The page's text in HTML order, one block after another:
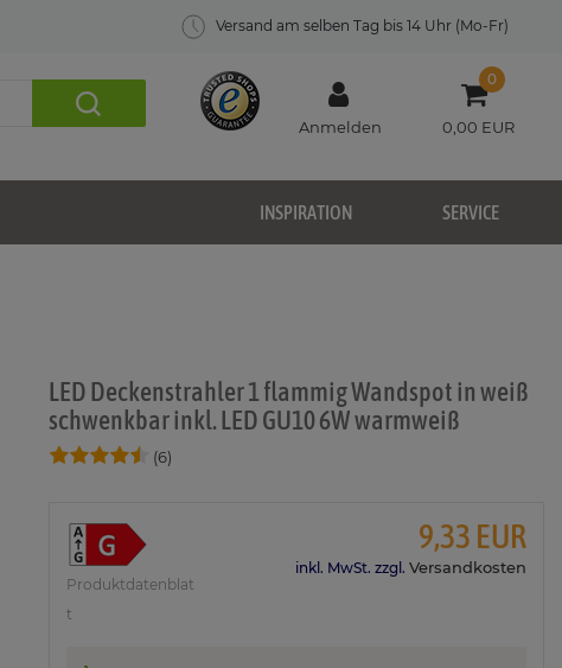
Versand am selben Tag bis 14 Uhr (Mo-Fr)
Anmelden
0
0,00 EUR
SERVICE
INSPIRATION
LED Deckenstrahler 1 flammig Wandspot in weiß
schwenkbar inkl. LED GU10 6W warmweiß
(6)
Produktdatenblat
t
9,33 EUR
inkl. MwSt. zzgl. Versandkosten